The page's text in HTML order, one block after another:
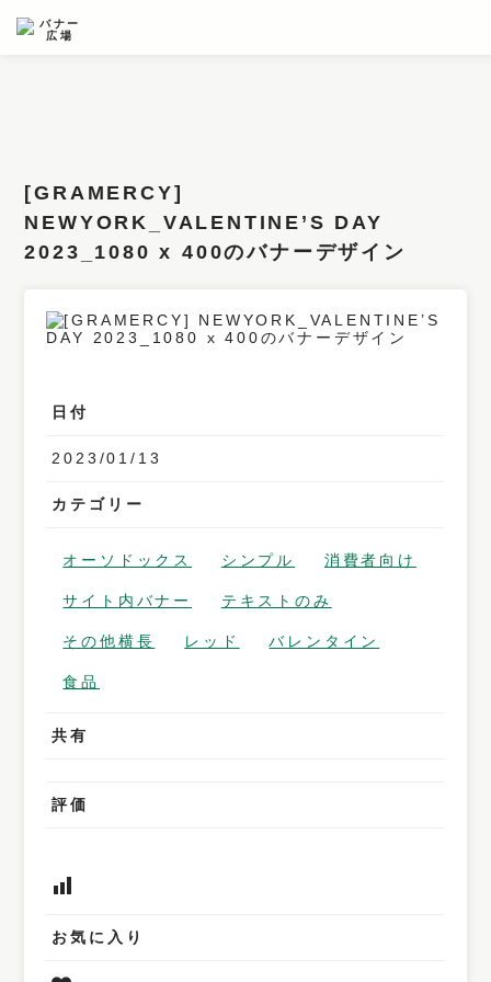
フィルター
サイズ
業種
[GRAMERCY]
NEWYORK_VALENTINE’S DAY
2023_1080 x 400のバナーデザイン
日付
2023/01/13
カテゴリー
オーソドックス シンプル 消費者向け
サイト内バナー テキストのみ
その他横長 レッド バレンタイン
食品
共有
評価
お気に入り